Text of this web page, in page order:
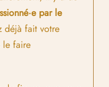
par le
déjà fait votre
le faire